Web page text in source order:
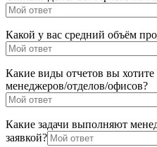
Какой у вас средний объём
Какие виды отчетов вы
менеджеров/отделов/офисов?
Какие задачи выполняют
заявкой?